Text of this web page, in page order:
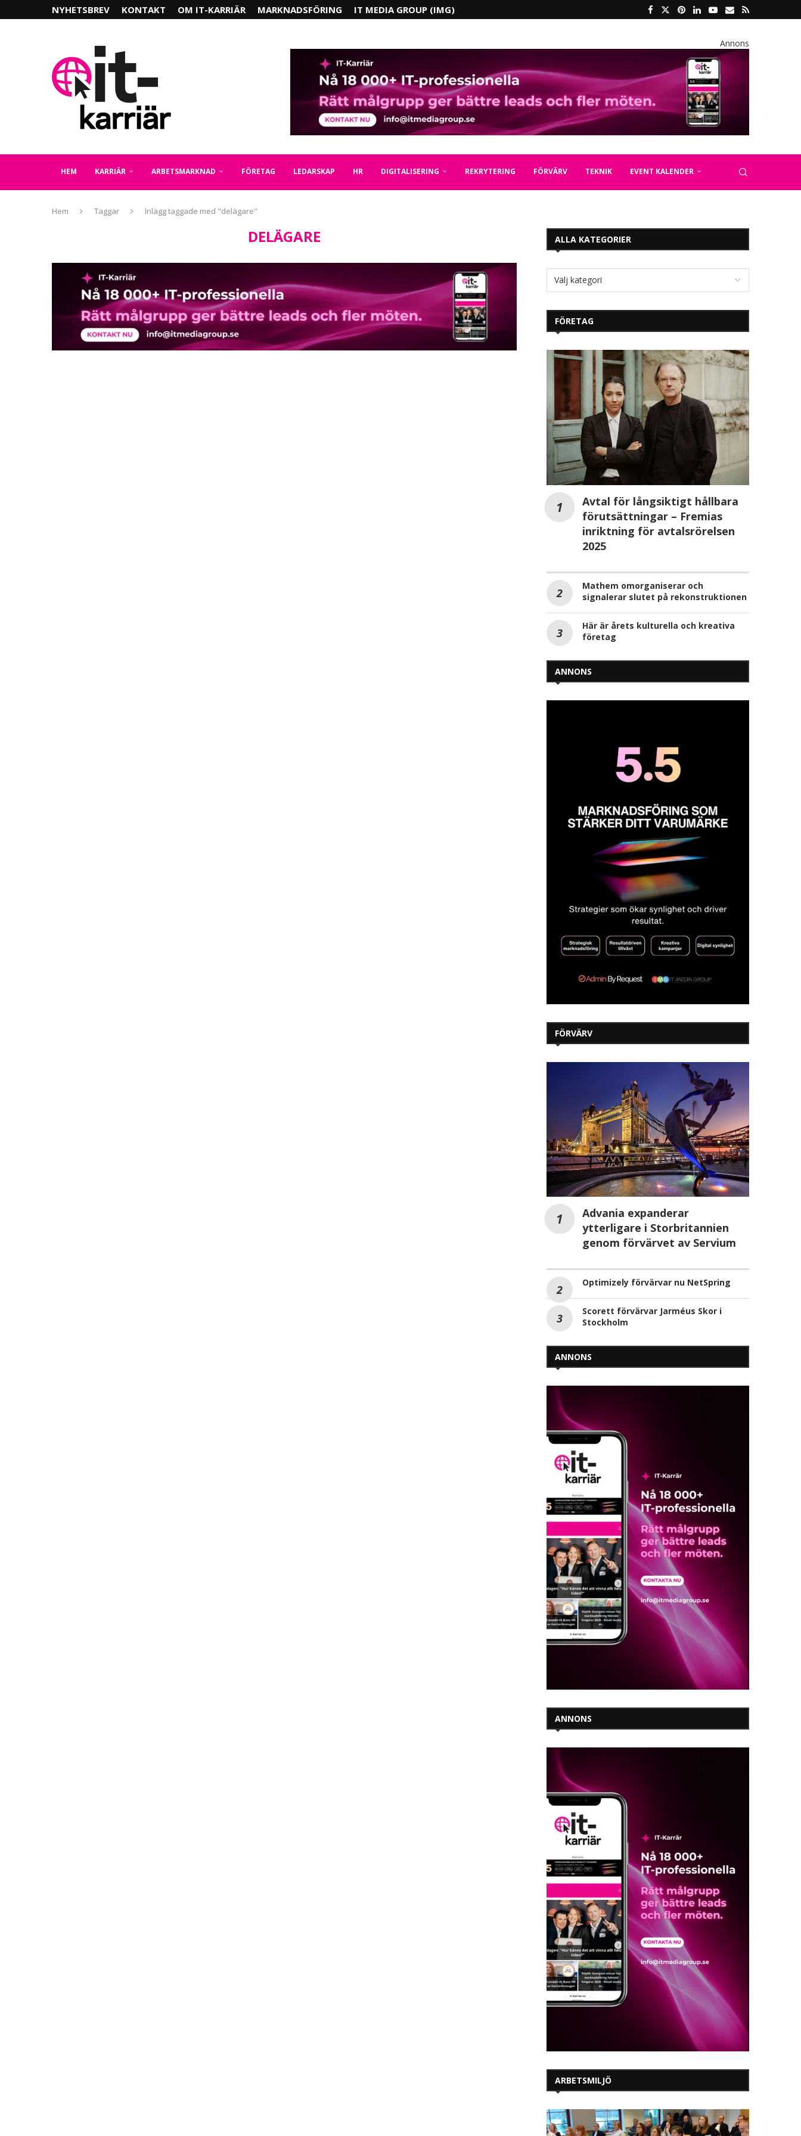
NYHETSBREV KONTAKT OM IT-KARRIÄR MARKNADSFÖRING IT MEDIA GROUP (IMG)
Annons
HEM KARRIÄR ARBETSMARKNAD FÖRETAG LEDARSKAP HR DIGITALISERING REKRYTERING FÖRVÄRV TEKNIK EVENT KALENDER
Hem Taggar Inlägg taggade med "delägare"
DELÄGARE ALLA KATEGORIER
FÖRETAG
Avtal för långsiktigt hållbara
förutsättningar – Fremias
inriktning för avtalsrörelsen
2025
Mathem omorganiserar och
signalerar slutet på rekonstruktionen
Här är årets kulturella och kreativa
företag
ANNONS
FÖRVÄRV
Advania expanderar
ytterligare i Storbritannien
genom förvärvet av Servium
Optimizely förvärvar nu NetSpring
Scorett förvärvar Jarméus Skor i
Stockholm
ANNONS
ANNONS
ARBETSMILJÖ